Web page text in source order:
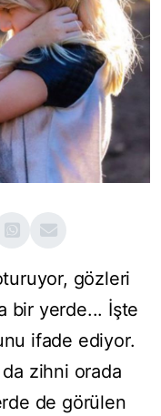
gözleri
bir yerde... İşte
ifade ediyor.
zihni orada
de görülen